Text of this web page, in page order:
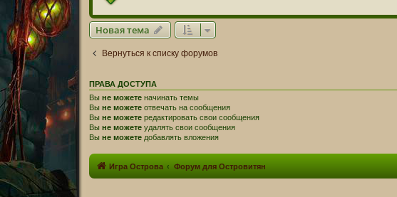
Новая тема
Вернуться к списку форумов
ПРАВА ДОСТУПА
Вы не можетеначинать темы
Вы не можетеотвечать на сообщения
Вы не можетередактировать свои сообщения
Вы не можетеудалять свои сообщения
Вы не можетедобавлять вложения
Игра Острова Форум для Островитян